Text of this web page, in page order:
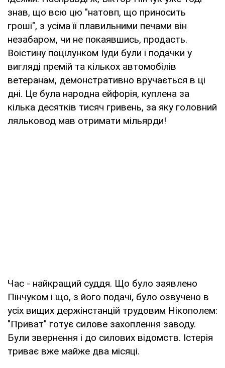
знав, що всю цю "натовп, що приносить
гроші", з усіма її плавильними печами він
незабаром, чи не покаявшись, продасть.
Воістину поцілунком Іуди були і подачки у
вигляді премій та кількох автомобілів
ветеранам, демонстративно вручається в ці
дні. Це була народна ейфорія, куплена за
кілька десятків тисяч гривень, за яку головний
ляльковод мав отримати мільярди!
Час - найкращий суддя. Що було заявлено
Пінчуком і що, з його подачі, було озвучено в
усіх вищих держінстанцій трудовим Нікополем:
"Приват" готує силове захоплення заводу.
Були звернення і до силових відомств. Істерія
триває вже майже два місяці.